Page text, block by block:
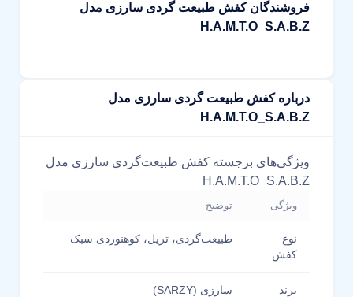
فروشندگان کفش طبیعت گردی سارزی مدل
H.A.M.T.O_S.A.B.Z
درباره کفش طبیعت گردی سارزی مدل
H.A.M.T.O_S.A.B.Z
ویژگی‌های برجسته کفش طبیعت‌گردی سارزی مدل
H.A.M.T.O_S.A.B.Z
ویژگی توضیح
نوع
کفش
طبیعت‌گردی، تریل، کوهنوردی سبک
برند سارزی (SARZY)